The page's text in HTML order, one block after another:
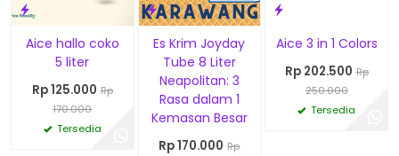
Aice hallo coko
5 liter
Rp 125.000 Rp
170.000
Tersedia
Es Krim Joyday
Tube 8 Liter
Neapolitan: 3
Rasa dalam 1
Kemasan Besar
Rp 170.000 Rp
Aice 3 in 1 Colors
Rp 202.500 Rp
250.000
Tersedia